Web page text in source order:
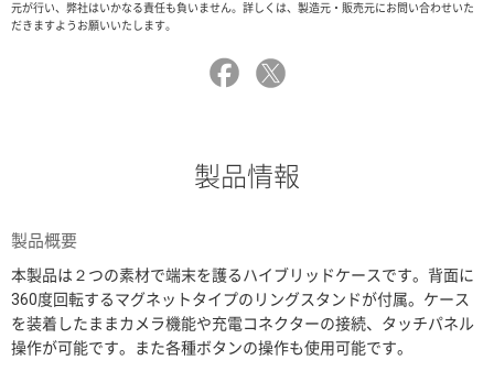
元が行い、弊社はいかなる責任も負いません。詳しくは、製造元・販売元にお問い合わせいた
だきますようお願いいたします。
製品情報
製品概要
本製品は２つの素材で端末を護るハイブリッドケースです。背面に
360度回転するマグネットタイプのリングスタンドが付属。ケース
を装着したままカメラ機能や充電コネクターの接続、タッチパネル
操作が可能です。また各種ボタンの操作も使用可能です。